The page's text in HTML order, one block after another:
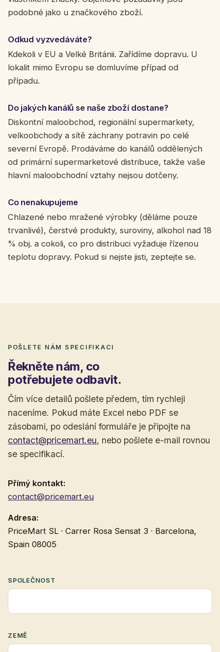
podobné jako u značkového zboží.
Odkud vyzvedáváte?
Kdekoli v EU a Velké Británii. Zařídíme dopravu. U
lokalit mimo Evropu se domluvíme případ od
případu.
Do jakých kanálů se naše zboží dostane?
Diskontní maloobchod, regionální supermarkety,
velkoobchody a sítě záchrany potravin po celé
severní Evropě. Prodáváme do kanálů oddělených
od primární supermarketové distribuce, takže vaše
hlavní maloobchodní vztahy nejsou dotčeny.
Co nenakupujeme
Chlazené nebo mražené výrobky (děláme pouze
trvanlivé), čerstvé produkty, suroviny, alkohol nad 18
% obj. a cokoli, co pro distribuci vyžaduje řízenou
teplotu dopravy. Pokud si nejste jisti, zeptejte se.
POŠLETE NÁM SPECIFIKACI
Řekněte nám, co
potřebujete odbavit.
Čím více detailů pošlete předem, tím rychleji
naceníme. Pokud máte Excel nebo PDF se
zásobami, po odeslání formuláře je připojte na
contact@pricemart.eu, nebo pošlete e-mail rovnou
se specifikací.
Přímý kontakt:
contact@pricemart.eu
Adresa:
PriceMart SL · Carrer Rosa Sensat 3 · Barcelona,
Spain 08005
SPOLEČNOST
ZEMĚ